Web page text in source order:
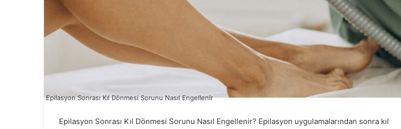
Epilasyon Sonrası Kıl Dönmesi Sorunu Nasıl Engellenir
Epilasyon Sonrası Kıl Dönmesi Sorunu Nasıl Engellenir? Epilasyon uygulamalarından sonra kıl